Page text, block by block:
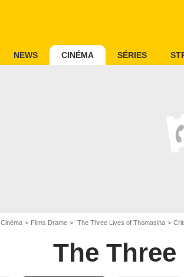
NEWS CINÉMA SÉRIES
Cinéma Films Drame The Three Lives of Thomasina
The